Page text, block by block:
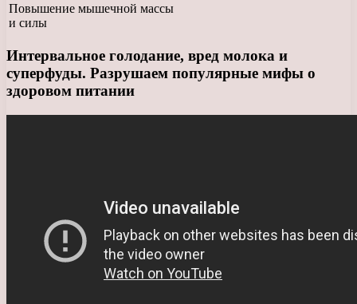
Повышение мышечной массы
и силы
Интервальное голодание, вред молока и
суперфуды. Разрушаем популярные мифы о
здоровом питании